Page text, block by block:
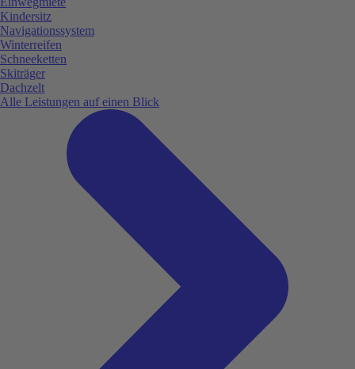
Kindersitz
Navigationssystem
Winterreifen
Schneeketten
Skiträger
Dachzelt
Alle Leistungen auf einen Blick